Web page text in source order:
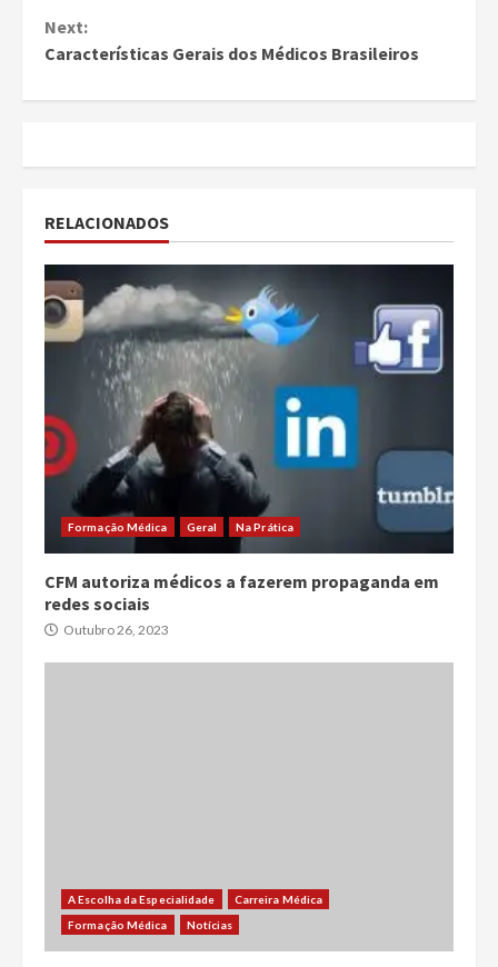
Continue
Reading
Next:
Características Gerais dos Médicos Brasileiros
RELACIONADOS
Formação Médica Geral Na Prática
CFM autoriza médicos a fazerem propaganda em
redes sociais
Outubro 26, 2023
A Escolha da Especialidade
Carreira Médica
Formação Médica
Notícias